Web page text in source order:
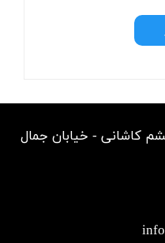
- خیابان جمال